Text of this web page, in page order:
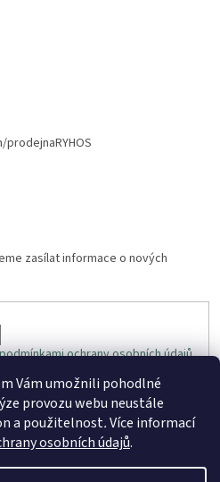
Vám umožnili pohodlné
provozu webu neustále
a použitelnost.Více informací
osobních údajů.
zasílat informace o nových
ochrany osobních údajů